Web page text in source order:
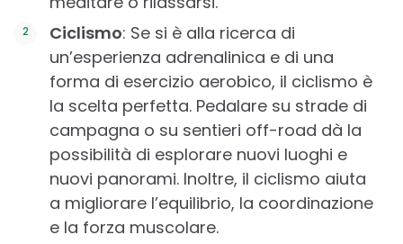
Ciclismo: Se si è alla ricerca di
un’esperienza adrenalinica e di una
forma di esercizio aerobico, il ciclismo è
la scelta perfetta. Pedalare su strade di
campagna o su sentieri off-road dà la
possibilità di esplorare nuovi luoghi e
nuovi panorami. Inoltre, il ciclismo aiuta
a migliorare l’equilibrio, la coordinazione
e la forza muscolare.